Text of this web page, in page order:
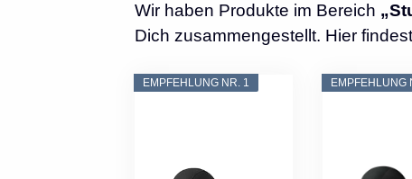
Wir haben Produkte im Bereich
Dich zusammengestellt. Hier
EMPFEHLUNG NR. 1 EMPFEHLUNG